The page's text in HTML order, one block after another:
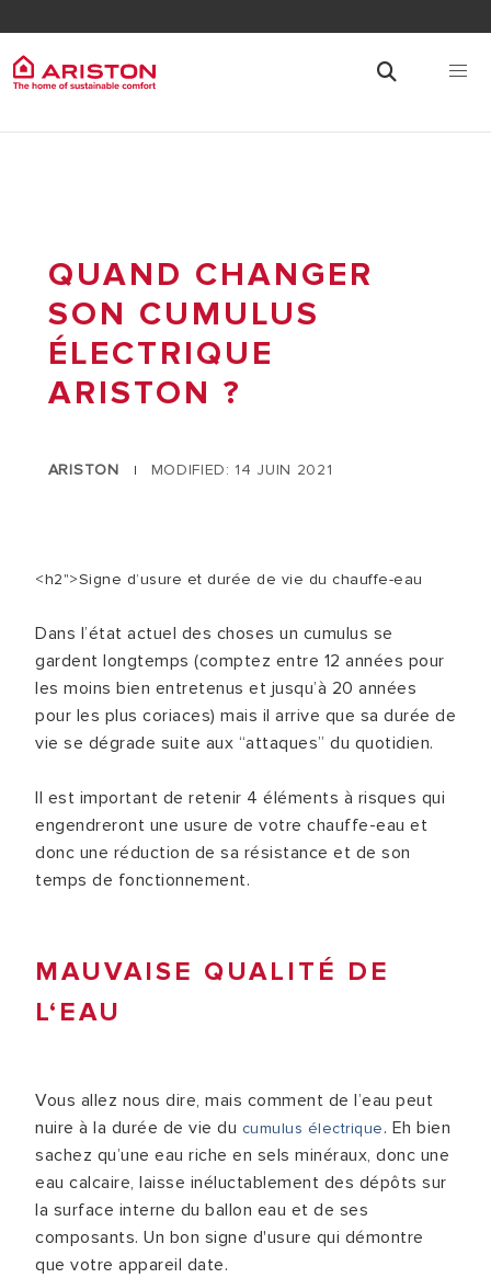
QUAND CHANGER
SON CUMULUS
ÉLECTRIQUE
ARISTON ?
ARISTON | MODIFIED: 14 JUIN 2021
<h2">Signe d’usure et durée de vie du chauffe-eau
Dans l’état actuel des choses un cumulus se
gardent longtemps (comptez entre 12 années pour
les moins bien entretenus et jusqu’à 20 années
pour les plus coriaces) mais il arrive que sa durée de
vie se dégrade suite aux “attaques” du quotidien.
Il est important de retenir 4 éléments à risques qui
engendreront une usure de votre chauffe-eau et
donc une réduction de sa résistance et de son
temps de fonctionnement.
MAUVAISE QUALITÉ DE
L‘EAU
Vous allez nous dire, mais comment de l’eau peut
nuire à la durée de vie du cumulus électrique. Eh bien
sachez qu’une eau riche en sels minéraux, donc une
eau calcaire, laisse inéluctablement des dépôts sur
la surface interne du ballon eau et de ses
composants. Un bon signe d'usure qui démontre
que votre appareil date.